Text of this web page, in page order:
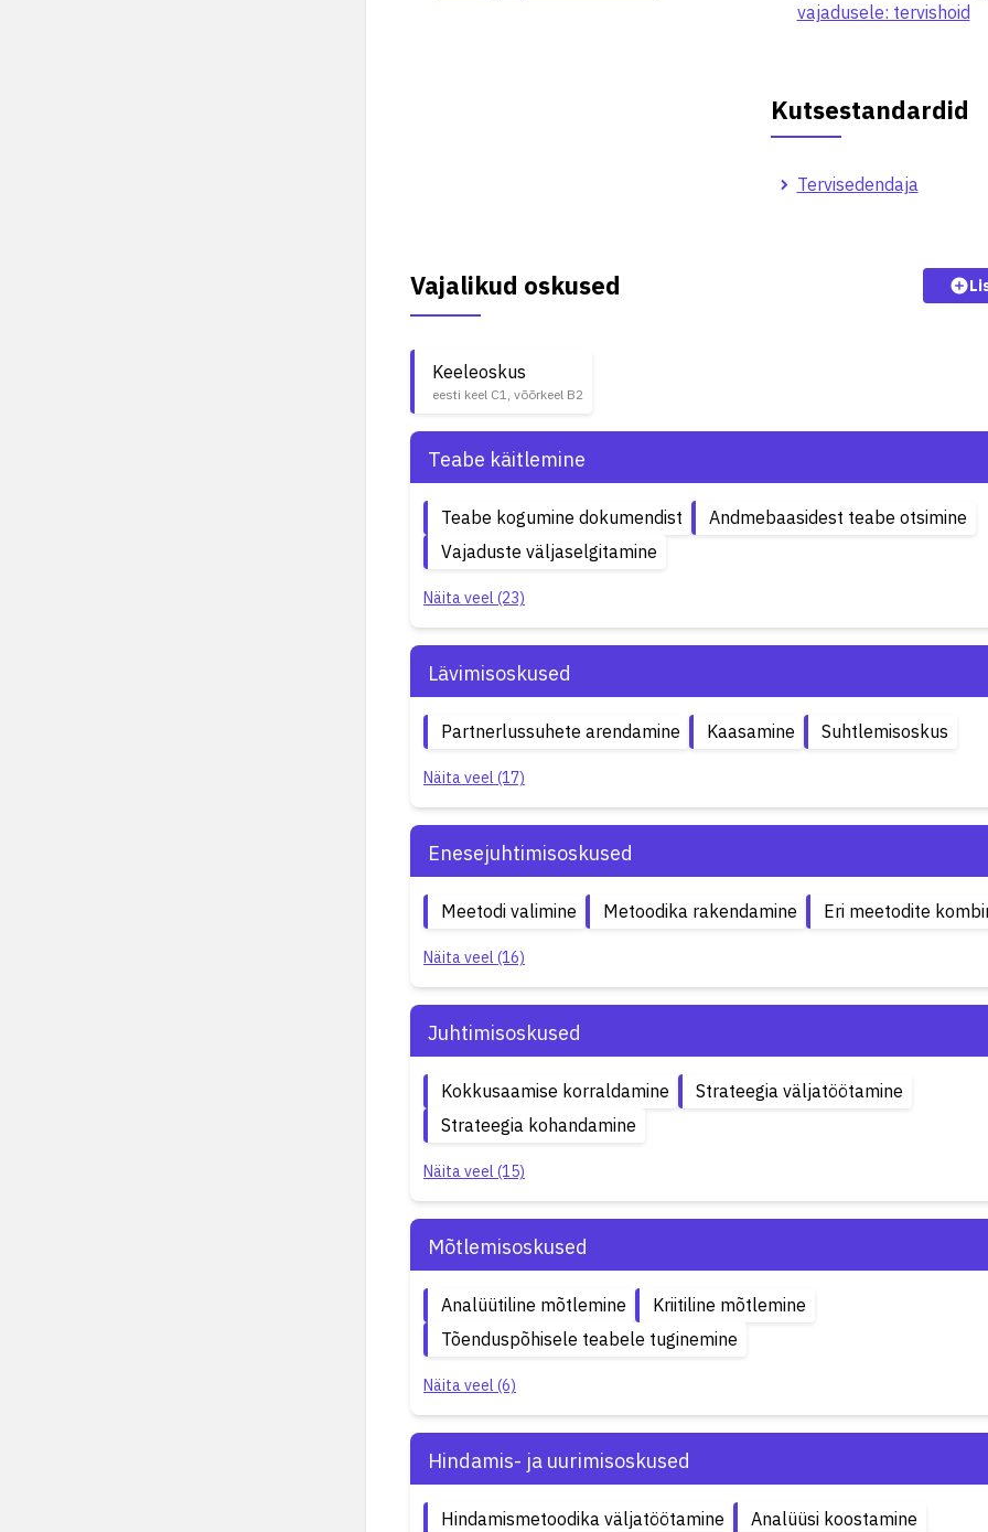
vajadusele: tervishoid
Kutsestandardid
Tervisedendaja
Vajalikud oskused
Keeleoskus
eesti keel C1, võõrkeel B2
Teabe käitlemine
Teabe kogumine dokumendist
Andmebaasidest teabe otsimine
Vajaduste väljaselgitamine
Näita veel (23)
Lävimisoskused
Partnerlussuhete arendamine Kaasamine Suhtlemisoskus
Näita veel (17)
Enesejuhtimisoskused
Meetodi valimine Metoodika rakendamine Eri meetodite
Näita veel (16)
Juhtimisoskused
Kokkusaamise korraldamine
Strateegia väljatöötamine
Strateegia kohandamine
Näita veel (15)
Mõtlemisoskused
Analüütiline mõtlemine
Kriitiline mõtlemine
Tõenduspõhisele teabele tuginemine
Näita veel (6)
Hindamis- ja uurimisoskused
Hindamismetoodika väljatöötamine
Analüüsi koostamine